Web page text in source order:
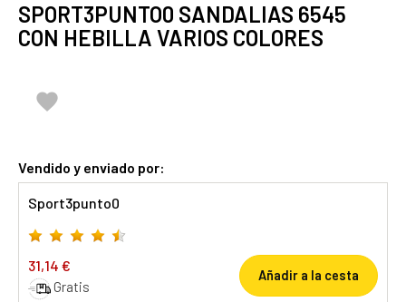
SPORT3PUNTO0 SANDALIAS 6545
CON HEBILLA VARIOS COLORES

Vendido y enviado por:
Sport3punto0
31,14 €
Gratis
Añadir a la cesta